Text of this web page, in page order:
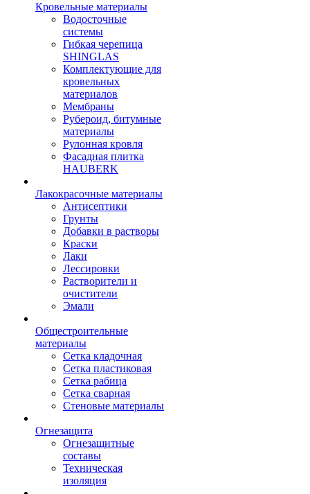
Кровельные материалы
Водосточные
системы
Гибкая черепица
SHINGLAS
Комплектующие для
кровельных
материалов
Мембраны
Рубероид, битумные
материалы
Рулонная кровля
Фасадная плитка
HAUBERK
Лакокрасочные материалы
Антисептики
Грунты
Добавки в растворы
Краски
Лаки
Лессировки
Растворители и
очистители
Эмали
Общестроительные
материалы
Сетка кладочная
Сетка пластиковая
Сетка рабица
Сетка сварная
Стеновые материалы
Огнезащита
Огнезащитные
составы
Техническая
изоляция